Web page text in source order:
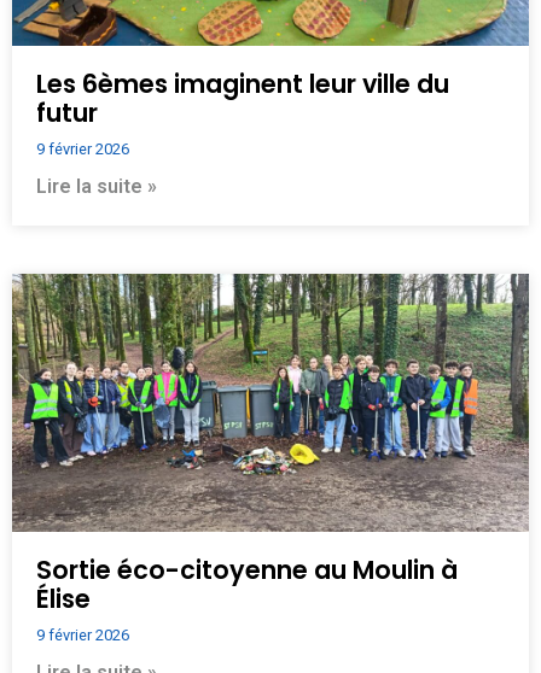
Les 6èmes imaginent leur ville du
futur
9 février 2026
Lire la suite »
Sortie éco-citoyenne au Moulin à
Élise
9 février 2026